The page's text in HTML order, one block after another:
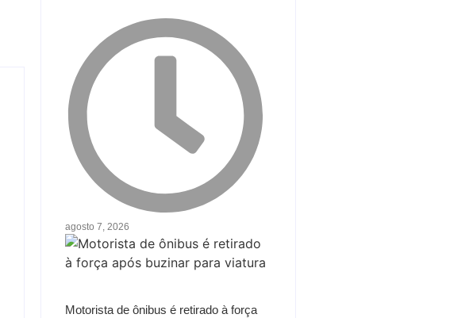
agosto 7, 2026
Motorista de ônibus é retirado à força